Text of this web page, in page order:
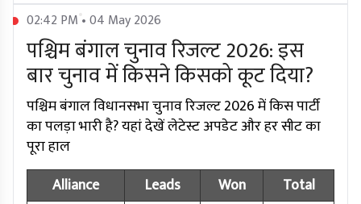
02:42 PM • 04 May 2026
पश्चिम बंगाल चुनाव रिजल्ट 2026: इस
बार चुनाव में किसने किसको कूट दिया?
पश्चिम बंगाल विधानसभा चुनाव रिजल्ट 2026 में किस पार्टी
का पलड़ा भारी है? यहां देखें लेटेस्ट अपडेट और हर सीट का
पूरा हाल
Alliance
Leads Won
Total